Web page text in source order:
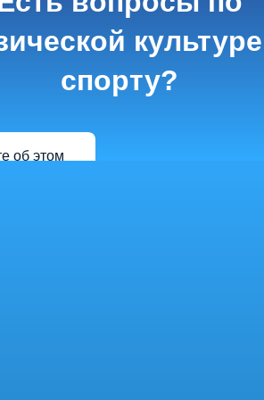
спорту?
об этом